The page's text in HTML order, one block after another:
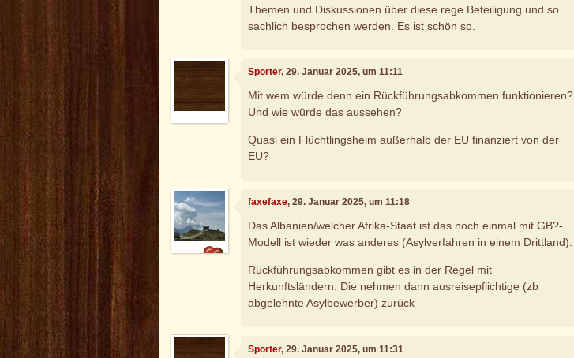
Themen und Diskussionen über diese rege Beteiligung und so
sachlich besprochen werden. Es ist schön so.
Sporter, 29. Januar 2025, um 11:11
Mit wem würde denn ein Rückführungsabkommen funktionieren?
Und wie würde das aussehen?
Quasi ein Flüchtlingsheim außerhalb der EU finanziert von der
EU?
faxefaxe, 29. Januar 2025, um 11:18
Das Albanien/welcher Afrika-Staat ist das noch einmal mit GB?-
Modell ist wieder was anderes (Asylverfahren in einem Drittland).
Rückführungsabkommen gibt es in der Regel mit
Herkunftsländern. Die nehmen dann ausreisepflichtige (zb
abgelehnte Asylbewerber) zurück
Sporter, 29. Januar 2025, um 11:31